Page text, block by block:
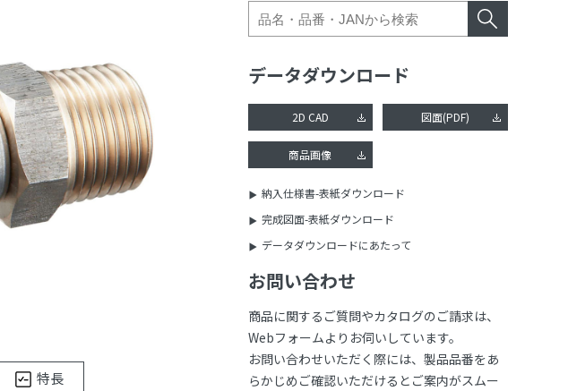
特長
データダウンロード
2D CAD 図面(PDF)
商品画像
納入仕様書-表紙ダウンロード
完成図面-表紙ダウンロード
データダウンロードにあたって
お問い合わせ
商品に関するご質問やカタログのご請求は、
Webフォームよりお伺いしています。
お問い合わせいただく際には、製品品番をあ
らかじめご確認いただけるとご案内がスムー